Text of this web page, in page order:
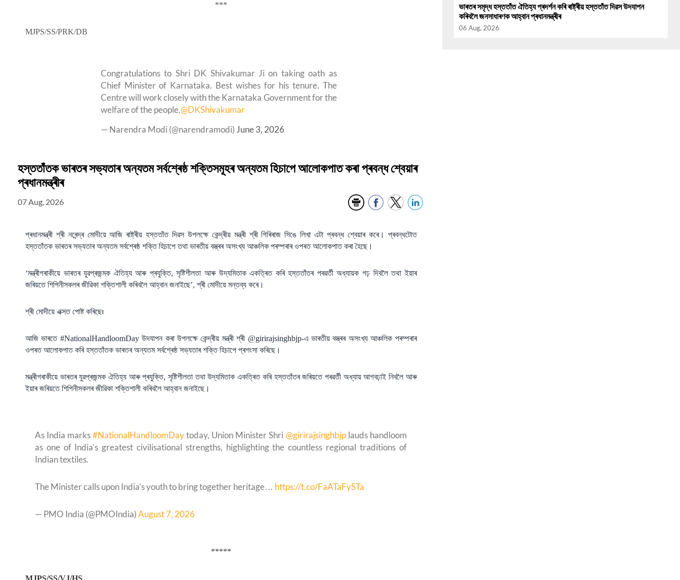
***
MJPS/SS/PRK/DB
Congratulations to Shri DK Shivakumar Ji on taking oath as
Chief Minister of Karnataka. Best wishes for his tenure. The
Centre will work closely with the Karnataka Government for the
welfare of the people.@DKShivakumar
— Narendra Modi (@narendramodi)June 3, 2026
হস্ততাঁতক ভাৰতৰ সভ্যতাৰ অন্যতম সৰ্বশ্ৰেষ্ঠ শক্তিসমূহৰ অন্যতম হিচাপে আলোকপাত কৰা প্ৰবন্ধ শ্বেয়াৰ
প্ৰধানমন্ত্ৰীৰ
07 Aug, 2026
প্ৰধানমন্ত্ৰী শ্ৰী নৰেন্দ্ৰ মোদীয়ে আজি ৰাষ্ট্ৰীয় হস্ততাঁত দিৱস উপলক্ষে কেন্দ্ৰীয় মন্ত্ৰী শ্ৰী গিৰিৰাজ সিঙে লিখা এটা প্ৰবন্ধ শ্বেয়াৰ কৰে। প্ৰবন্ধটোত
হস্ততাঁতক ভাৰতৰ সভ্যতাৰ অন্যতম সৰ্বশ্ৰেষ্ঠ শক্তি হিচাপে তথা ভাৰতীয় বস্ত্ৰৰ অসংখ্য আঞ্চলিক পৰম্পৰাৰ ওপৰত আলোকপাত কৰা হৈছে।
‘মন্ত্ৰীগৰাকীয়ে ভাৰতৰ যুৱপ্ৰজন্মক ঐতিহ্য আৰু প্ৰযুক্তি, সৃষ্টিশীলতা আৰু উদ্যমিতাক একত্ৰিত কৰি হস্ততাঁতৰ পৰৱৰ্তী অধ্যায়ক গঢ় দিবলৈ তথা ইয়াৰ
জৰিয়তে শিপিনীসকলৰ জীৱিকা শক্তিশালী কৰিবলৈ আহ্বান জনাইছে’, শ্ৰী মোদীয়ে মন্তব্য কৰে।
শ্ৰী মোদীয়ে এক্সত পোষ্ট কৰিছেঃ
আজি ভাৰতে #NationalHandloomDay উদযাপন কৰা উপলক্ষে কেন্দ্ৰীয় মন্ত্ৰী শ্ৰী @girirajsinghbjp-এ ভাৰতীয় বস্ত্ৰৰ অসংখ্য আঞ্চলিক পৰম্পৰাৰ
ওপৰত আলোকপাত কৰি হস্ততাঁতক ভাৰতৰ অন্যতম সৰ্বশ্ৰেষ্ঠ সভ্যতাৰ শক্তি হিচাপে প্ৰশংসা কৰিছে।
মন্ত্ৰীগৰাকীয়ে ভাৰতৰ যুৱপ্ৰজন্মক ঐতিহ্য আৰু প্ৰযুক্তি, সৃষ্টিশীলতা তথা উদ্যমিতাক একত্ৰিত কৰি হস্ততাঁতৰ জৰিয়তে পৰৱৰ্তী অধ্যায় আগবঢ়াই নিবলৈ আৰু
ইয়াৰ জৰিয়তে শিপিনীসকলৰ জীৱিকা শক্তিশালী কৰিবলৈ আহ্বান জনাইছে।
As India marks#NationalHandloomDaytoday, Union Minister Shri @girirajsinghbjplauds handloom
as one of India’s greatest civilisational strengths, highlighting the countless regional traditions of
Indian textiles.
The Minister calls upon India’s youth to bring together heritage… https://t.co/FaATaFySTa
— PMO India (@PMOIndia)August 7, 2026
*****
ভাৰতৰ সমৃদ্ধ হস্ততাঁত ঐতিহ্য প্ৰদৰ্শন কৰি ৰাষ্ট্ৰীয় হস্ততাঁত দিৱস উদযাপন
কৰিবলৈ জনসাধাৰণক আহ্বান প্ৰধানমন্ত্ৰীৰ
06 Aug, 2026